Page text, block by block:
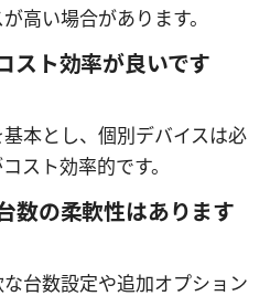
高い場合があります。
スト効率が良いです
本とし、個別デバイスは必
スト効率的です。
数の柔軟性はあります
台数設定や追加オプション